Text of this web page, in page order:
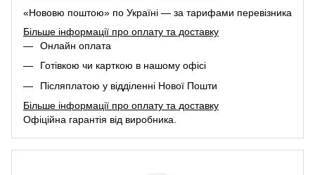
«Нововю поштою» по Україні — за тарифами перевізника
Більше інформації про оплату та доставку
Онлайн оплата
Готівкою чи карткою в нашому офісі
Післяплатою у відділенні Нової Пошти
Більше інформації про оплату та доставку
Офіційна гарантія від виробника.